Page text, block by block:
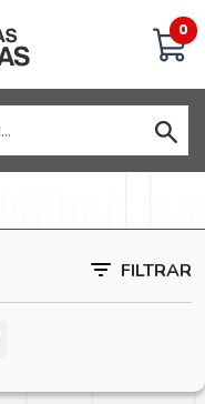
0
FILTRAR